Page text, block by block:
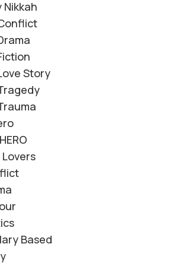
LOVE STORY
BASE
,ROMANTIC URDU NOVEL
E Ishq By Noor Malik
Novel20945
Nikkah
Story
Based